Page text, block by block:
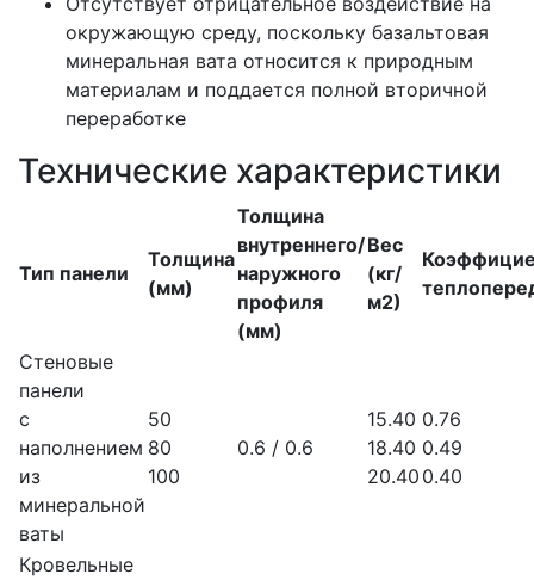
окружающую среду, поскольку базальтовая
минеральная вата относится к природным
материалам и поддается полной вторичной
переработке
Технические характеристики
Тип панели
Толщина
(мм)
Толщина
внутреннего/
наружного
профиля
(мм)
Вес
(кг/
м2)
Стеновые
панели
с
наполнением
из
минеральной
ваты
50
80
100
0.6 / 0.6
15.40
18.40
20.40
0.76
0.49
0.40
Кровельные